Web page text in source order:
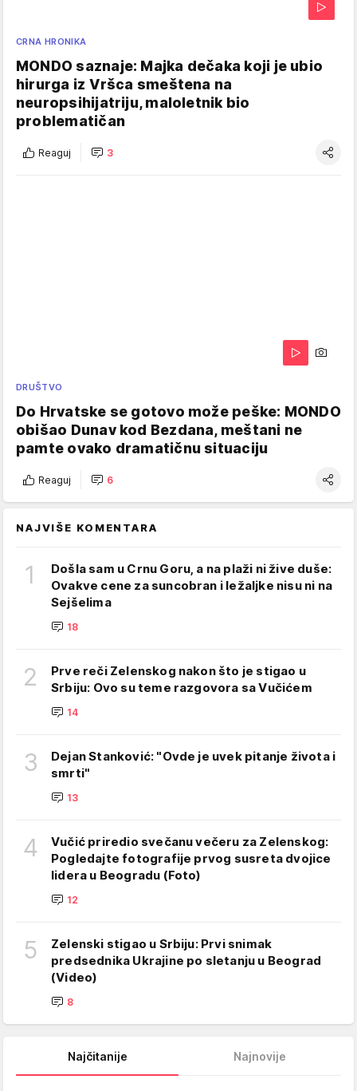
CRNA HRONIKA
MONDO saznaje: Majka dečaka koji je ubio
hirurga iz Vršca smeštena na
neuropsihijatriju, maloletnik bio
problematičan
Reaguj 3
DRUŠTVO
Do Hrvatske se gotovo može peške: MONDO
obišao Dunav kod Bezdana, meštani ne
pamte ovako dramatičnu situaciju
Reaguj 6
NAJVIŠE KOMENTARA
1
Došla sam u Crnu Goru, a na plaži ni žive duše:
Ovakve cene za suncobran i ležaljke nisu ni na
Sejšelima
18
2
Prve reči Zelenskog nakon što je stigao u
Srbiju: Ovo su teme razgovora sa Vučićem
14
3
Dejan Stanković: "Ovde je uvek pitanje života i
smrti"
13
4
Vučić priredio svečanu večeru za Zelenskog:
Pogledajte fotografije prvog susreta dvojice
lidera u Beogradu (Foto)
12
5
Zelenski stigao u Srbiju: Prvi snimak
predsednika Ukrajine po sletanju u Beograd
(Video)
8
Najčitanije Najnovije